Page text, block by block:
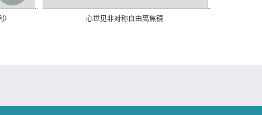
心世见非对称自由离焦镜